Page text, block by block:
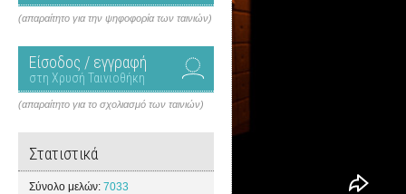
(απαραίτητο για την ψηφοφορία των ταινιών)
Είσοδος / εγγραφή
στη Χρυσή Ταινιοθήκη
(απαραίτητο για το σχολιασμό των ταινιών)
Στατιστικά
Σύνολο μελών: 7033